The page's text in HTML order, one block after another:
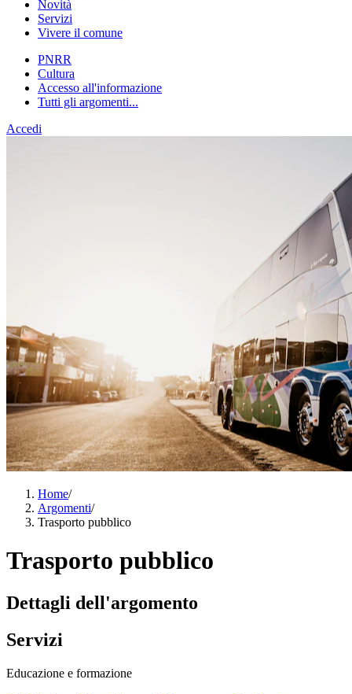
Novità
Servizi
Vivere il comune
PNRR
Cultura
Accesso all'informazione
Tutti gli argomenti...
Accedi
Home/
Argomenti/
Trasporto pubblico
Trasporto pubblico
Dettagli dell'argomento
Servizi
Educazione e formazione